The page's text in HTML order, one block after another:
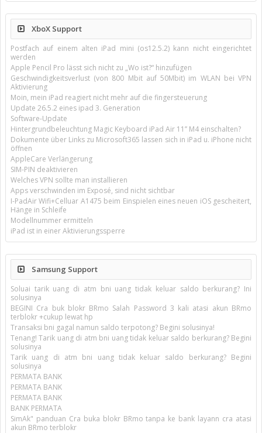
XboX Support
Postfach auf einem alten iPad mini (os12.5.2) kann nicht eingerichtet
werden
Apple Pencil Pro lässt sich nicht zu „Wo ist?“ hinzufügen
Geschwindigkeitsverlust (von 800 Mbit auf 50Mbit) im WLAN bei VPN
Aktivierung
Moin, mein iPad reagiert nicht mehr auf die fingersteuerung
Update 26.5.2 eines ipad 3. Generation
Software-Update
Hintergrundbeleuchtung Magic Keyboard iPad Air 11’’ M4 einschalten?
Dokumente über Links zu Microsoft365 lassen sich in iPad u. iPhone nicht
öffnen
AppleCare Verlängerung
SIM-PIN deaktivieren
Welches VPN sollte man installieren
Apps verschwinden im Exposé, sind nicht sichtbar
I-PadAir Wifi+Celluar A1475 beim Einspielen eines neuen iOS gescheitert,
Hänge in Schleife
Modellnummer ermitteln
iPad ist in einer Aktivierungssperre
Samsung Support
Soluai tarik uang di atm bni uang tidak keluar saldo berkurang? Ini
solusinya
BEGINI Cra buk blokr BRmo Salah Password 3 kali atasi akun BRmo
terblokr +cukup lewat hp
Transaksi bni gagal namun saldo terpotong? Begini solusinya!
Tenang! Tarik uang di atm bni uang tidak keluar saldo berkurang? Begini
solusinya
Tarik uang di atm bni uang tidak keluar saldo berkurang? Begini
solusinya
PERMATA BANK
PERMATA BANK
PERMATA BANK
BANK PERMATA
SimAk" panduan Cra buka blokr BRmo tanpa ke bank layann cra atasi
akun BRmo terblokr